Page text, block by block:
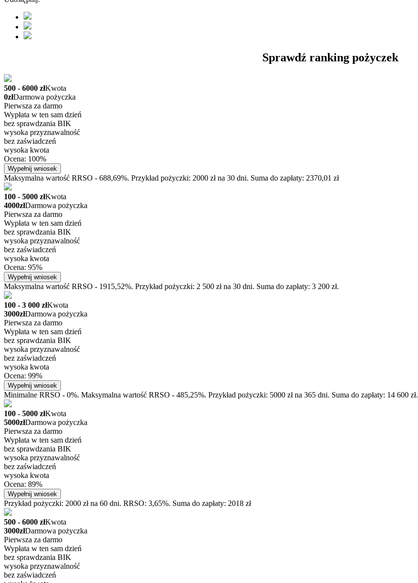
Sprawdź ranking pożyczek
500 - 6000 złKwota
0złDarmowa pożyczka
Pierwsza za darmo
Wypłata w ten sam dzień
bez sprawdzania BIK
wysoka przyznawalność
bez zaświadczeń
wysoka kwota
Ocena: 100%
Wypełnij wniosek
Maksymalna wartość RRSO - 688,69%. Przykład pożyczki: 2000 zł na 30 dni. Suma do zapłaty: 2370,01 zł
100 - 5000 złKwota
4000złDarmowa pożyczka
Pierwsza za darmo
Wypłata w ten sam dzień
bez sprawdzania BIK
wysoka przyznawalność
bez zaświadczeń
wysoka kwota
Ocena: 95%
Wypełnij wniosek
Maksymalna wartość RRSO - 1915,52%. Przykład pożyczki: 2 500 zł na 30 dni. Suma do zapłaty: 3 200 zł.
100 - 3 000 złKwota
3000złDarmowa pożyczka
Pierwsza za darmo
Wypłata w ten sam dzień
bez sprawdzania BIK
wysoka przyznawalność
bez zaświadczeń
wysoka kwota
Ocena: 99%
Wypełnij wniosek
Minimalne RRSO - 0%. Maksymalna wartość RRSO - 485,25%. Przykład pożyczki: 5000 zł na 365 dni. Suma do zapłaty: 14 600 zł.
100 - 5000 złKwota
5000złDarmowa pożyczka
Pierwsza za darmo
Wypłata w ten sam dzień
bez sprawdzania BIK
wysoka przyznawalność
bez zaświadczeń
wysoka kwota
Ocena: 89%
Wypełnij wniosek
Przykład pożyczki: 2000 zł na 60 dni. RRSO: 3,65%. Suma do zapłaty: 2018 zł
500 - 6000 złKwota
3000złDarmowa pożyczka
Pierwsza za darmo
Wypłata w ten sam dzień
bez sprawdzania BIK
wysoka przyznawalność
bez zaświadczeń